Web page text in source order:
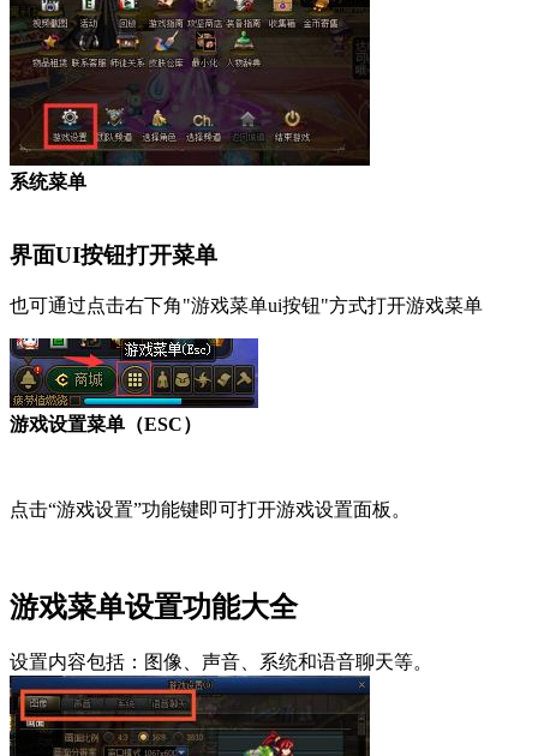
系统菜单
界面UI按钮打开菜单
也可通过点击右下角"游戏菜单ui按钮"方式打开游戏菜单
游戏设置菜单（ESC）
点击“游戏设置”功能键即可打开游戏设置面板。
游戏菜单设置功能大全
设置内容包括：图像、声音、系统和语音聊天等。